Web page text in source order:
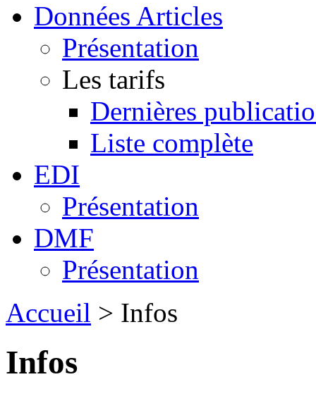
Données Articles
Présentation
Les tarifs
Dernières
Liste complète
EDI
Présentation
DMF
Présentation
Accueil > Infos
Infos